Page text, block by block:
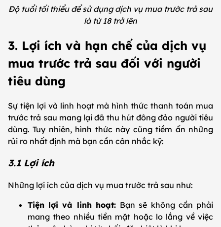
Độ tuổi tối thiểu để sử dụng dịch vụ mua trước trả sau
là từ 18 trở lên
3. Lợi ích và hạn chế của dịch vụ
mua trước trả sau đối với người
tiêu dùng
Sự tiện lợi và linh hoạt mà hình thức thanh toán mua
trước trả sau mang lại đã thu hút đông đảo người tiêu
dùng. Tuy nhiên, hình thức này cũng tiềm ẩn những
rủi ro nhất định mà bạn cần cân nhắc kỹ:
3.1 Lợi ích
Những lợi ích của dịch vụ mua trước trả sau như:
Tiện lợi và linh hoạt: Bạn sẽ không cần phải
mang theo nhiều tiền mặt hoặc lo lắng về việc